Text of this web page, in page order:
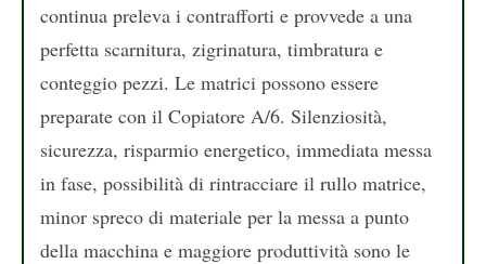
continua preleva i contrafforti e provvede a una
perfetta scarnitura, zigrinatura, timbratura e
conteggio pezzi. Le matrici possono essere
preparate con il Copiatore A/6. Silenziosità,
sicurezza, risparmio energetico, immediata messa
in fase, possibilità di rintracciare il rullo matrice,
minor spreco di materiale per la messa a punto
della macchina e maggiore produttività sono le